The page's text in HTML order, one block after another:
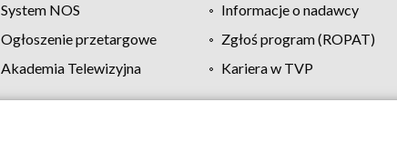
System NOS Informacje o nadawcy
Ogłoszenie przetargowe Zgłoś program (ROPAT)
Akademia Telewizyjna Kariera w TVP